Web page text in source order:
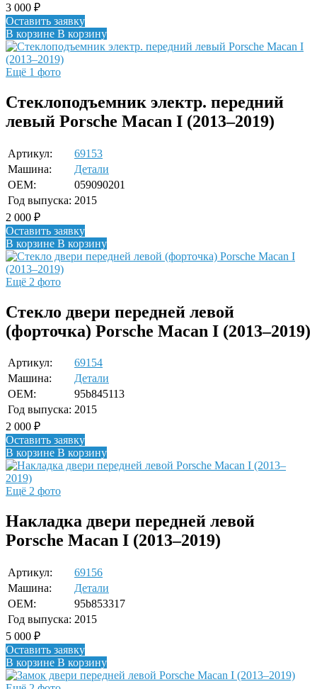
3 000 ₽
Оставить заявку
В корзине В корзину
Ещё 1 фото
Стеклоподъемник электр. передний
левый Porsche Macan I (2013–2019)
Артикул:
69153
Машина:
Детали
OEM:
059090201
Год выпуска: 2015
2 000 ₽
Оставить заявку
В корзине В корзину
Ещё 2 фото
Стекло двери передней левой
(форточка) Porsche Macan I (2013–2019)
Артикул:
69154
Машина:
Детали
OEM:
95b845113
Год выпуска: 2015
2 000 ₽
Оставить заявку
В корзине В корзину
Ещё 2 фото
Накладка двери передней левой
Porsche Macan I (2013–2019)
Артикул:
69156
Машина:
Детали
OEM:
95b853317
Год выпуска: 2015
5 000 ₽
Оставить заявку
В корзине В корзину